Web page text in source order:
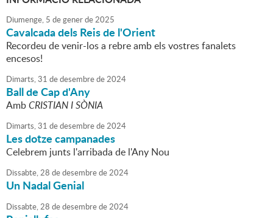
Diumenge, 5 degenerde2025
Cavalcada dels Reis de l'Orient
Recordeu de venir-los a rebre amb els vostres fanalets
encesos!
Dimarts,31 dedesembrede2024
Ball de Cap d'Any
AmbCRISTIAN I SÒNIA
Dimarts,31 dedesembrede2024
Les dotze campanades
Celebrem junts l'arribada de l'Any Nou
Dissabte,28 dedesembrede2024
Un Nadal Genial
Dissabte,28 dedesembrede2024